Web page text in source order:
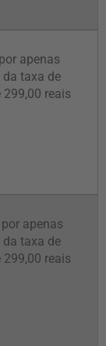
por apenas
taxa de
reais
por apenas
taxa de
reais